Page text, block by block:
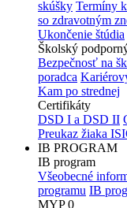
skúšky Termíny
so zdravotným
Ukončenie štúdia
Školský
Bezpečnosť na
poradca
Kam po strednej
Certifikáty
DSD I a DSD II
Preukaz žiaka
IB PROGRAM
IB program
Všeobecné
programu IB
MYP 0